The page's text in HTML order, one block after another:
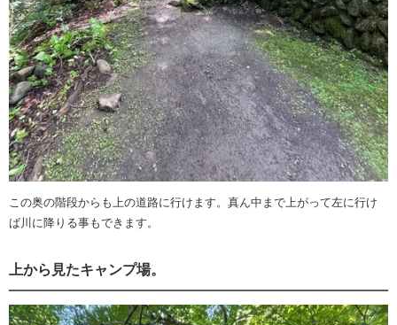
この奥の階段からも上の道路に行けます。真ん中まで上がって左に行け
ば川に降りる事もできます。
上から見たキャンプ場。